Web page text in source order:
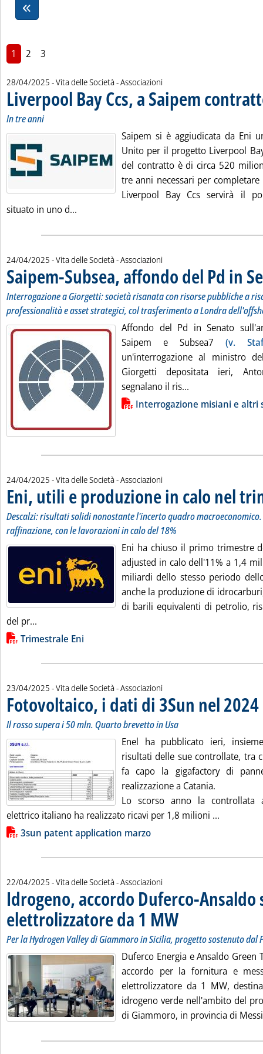
1 2 3
28/04/2025 - Vita delle Società - Associazioni
Liverpool Bay Ccs, a Saipem
In tre anni
Saipem si è aggiudicata da Eni
Unito per il progetto Liverpool
del contratto è di circa 520
tre anni necessari per
Liverpool Bay Ccs servirà il
situato in uno d...
24/04/2025 - Vita delle Società - Associazioni
Saipem-Subsea, affondo del Pd in
Interrogazione a Giorgetti: società risanata con risorse pubbliche a
professionalità e asset strategici, col trasferimento a Londra
Affondo del Pd in Senato
Saipem e Subsea7 (v.
un'interrogazione al ministro
Giorgetti depositata ieri,
segnalano il ris...
Lista allegati PDF alla notiziaInterrogazione misiani e altri
24/04/2025 - Vita delle Società - Associazioni
Eni, utili e produzione in calo nel
Descalzi: risultati solidi nonostante l'incerto quadro
raffinazione, con le lavorazioni in calo del 18%
Eni ha chiuso il primo trimestre
adjusted in calo dell'11% a 1,4
miliardi dello stesso periodo
anche la produzione di
di barili equivalenti di petrolio,
del pr...
Lista allegati PDF alla notizia
Trimestrale Eni
23/04/2025 - Vita delle Società - Associazioni
Fotovoltaico, i dati di 3Sun nel 2024
Il rosso supera i 50 mln. Quarto brevetto in Usa
Enel ha pubblicato ieri,
risultati delle sue controllate, tra
fa capo la gigafactory di
realizzazione a Catania.
Lo scorso anno la controllata
elettrico italiano ha realizzato ricavi per 1,8 milioni ...
Lista allegati PDF alla notizia
3sun patent application marzo
22/04/2025 - Vita delle Società - Associazioni
Idrogeno, accordo Duferco-Ansaldo
elettrolizzatore da 1 MW. Sottotitolo: Per la Hydrogen
. Pubblicata martedì 22
Per la Hydrogen Valley di Giammoro in Sicilia, progetto sostenuto dal
Duferco Energia e Ansaldo
accordo per la fornitura e
elettrolizzatore da 1 MW,
idrogeno verde nell'ambito del
di Giammoro, in provincia di